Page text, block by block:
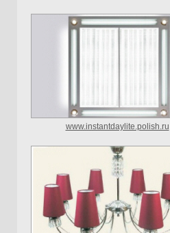
www.instantdaylite.polish.ru